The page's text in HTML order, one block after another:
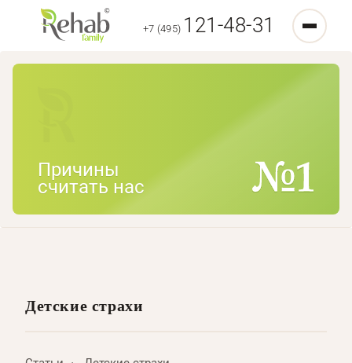
+7 (495) 121-48-31
Причины
считать нас
Детские страхи